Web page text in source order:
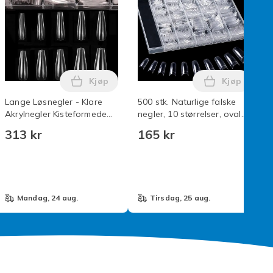
negler akryltupper i handlekurven
Squishy Leketøy - Malt Godteri Konsistens, Sakte
Lange Løsnegler - Klare
Akrylnegler Kisteformede
stk Full Dekning Kunstige
313 kr
Legg Lange Løsnegler - Klare
Kjøp
mandag, 24 aug.
500 stk. Naturlige falske
negler, 10 størrelser, ovale,
negltupper med eske [JUN]
165 kr
Legg 500
Kjøp
tirsdag, 25 aug.